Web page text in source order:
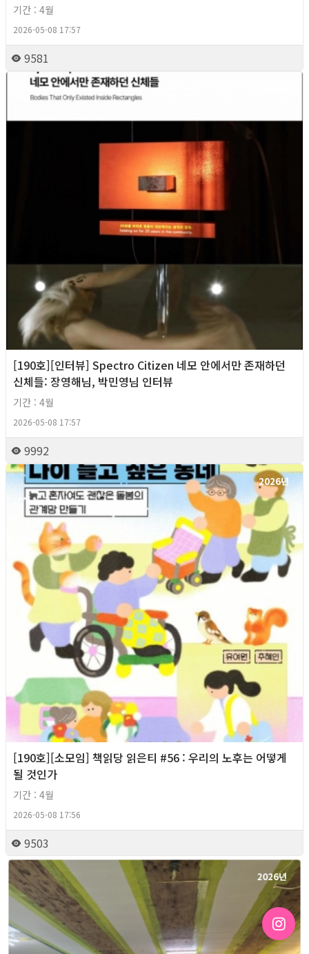
기간 : 4월
2026-05-08 17:57
9581
[190호][인터뷰] Spectro Citizen 네모 안에서만 존재하던
신체들: 장영해님, 박민영님 인터뷰
기간 : 4월
2026-05-08 17:57
9992
2026년
[190호][소모임] 책읽당 읽은티 #56 : 우리의 노후는 어떻게
될 것인가
기간 : 4월
2026-05-08 17:56
9503
2026년